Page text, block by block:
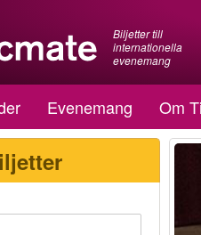
Biljetter till
internationella
evenemang
Evenemang Om